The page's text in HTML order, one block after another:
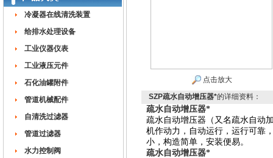
冷凝器在线清洗装置
给排水处理设备
工业仪器仪表
工业液压元件
石化油罐附件
管道机械配件
自清洗过滤器
管道过滤器
水力控制阀
点击放大
SZP疏水自动增压器*的详细资料：
疏水自动增压器*
疏水自动增压器（又名疏水自动
机作动力，自动运行，运行可靠
小，构造简单，安装便易。
疏水自动增压器*